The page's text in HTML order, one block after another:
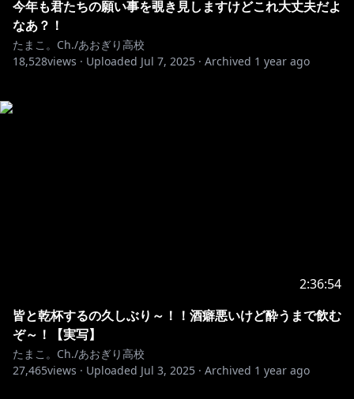
今年も君たちの願い事を覗き見しますけどこれ大丈夫だよ
なあ？！
たまこ。Ch./あおぎり高校
18,528views · Uploaded Jul 7, 2025 · Archived 1 year ago
2:36:54
皆と乾杯するの久しぶり～！！酒癖悪いけど酔うまで飲む
ぞ～！【実写】
たまこ。Ch./あおぎり高校
27,465views · Uploaded Jul 3, 2025 · Archived 1 year ago